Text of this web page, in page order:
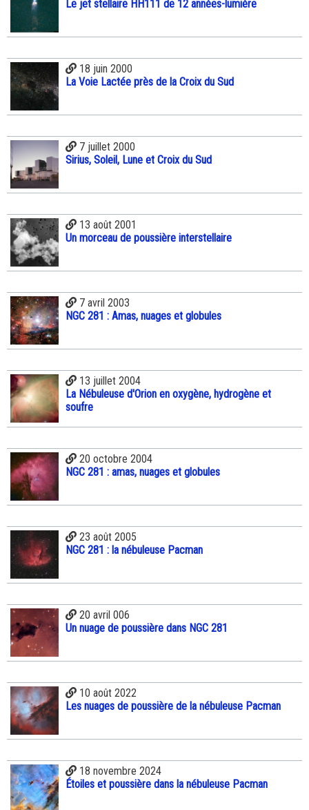
Le jet stellaire HH111 de 12 années-lumière
18 juin 2000
La Voie Lactée près de la Croix du Sud
7 juillet 2000
Sirius, Soleil, Lune et Croix du Sud
13 août 2001
Un morceau de poussière interstellaire
7 avril 2003
NGC 281 : Amas, nuages et globules
13 juillet 2004
La Nébuleuse d'Orion en oxygène, hydrogène et
soufre
20 octobre 2004
NGC 281 : amas, nuages et globules
23 août 2005
NGC 281 : la nébuleuse Pacman
20 avril 006
Un nuage de poussière dans NGC 281
10 août 2022
Les nuages de poussière de la nébuleuse Pacman
18 novembre 2024
Étoiles et poussière dans la nébuleuse Pacman